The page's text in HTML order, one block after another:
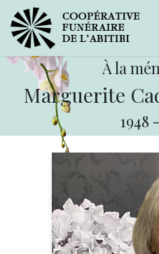
À la
Marguerite
1948 -